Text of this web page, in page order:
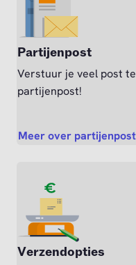
Partijenpost
Verstuur je veel post
partijenpost!
Meer over partijenpost
Verzendopties